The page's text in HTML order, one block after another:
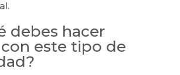
debes hacer
este tipo de